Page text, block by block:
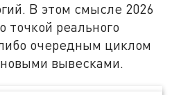
В этом смысле 2026
точкой реального
очередным циклом
вывесками.